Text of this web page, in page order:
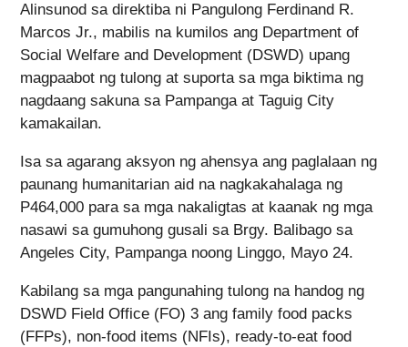
Alinsunod sa direktiba ni Pangulong Ferdinand R.
Marcos Jr., mabilis na kumilos ang Department of
Social Welfare and Development (DSWD) upang
magpaabot ng tulong at suporta sa mga biktima ng
nagdaang sakuna sa Pampanga at Taguig City
kamakailan.
Isa sa agarang aksyon ng ahensya ang paglalaan ng
paunang humanitarian aid na nagkakahalaga ng
P464,000 para sa mga nakaligtas at kaanak ng mga
nasawi sa gumuhong gusali sa Brgy. Balibago sa
Angeles City, Pampanga noong Linggo, Mayo 24.
Kabilang sa mga pangunahing tulong na handog ng
DSWD Field Office (FO) 3 ang family food packs
(FFPs), non-food items (NFIs), ready-to-eat food